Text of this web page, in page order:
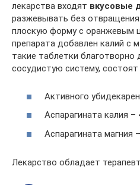
лекарства входят вкусовые
разжевывать без
плоскую форму с оранжевым
препарата добавлен калий с
такие таблетки
сосудистую систему,
Активного
Аспарагината калия –
Аспарагината магния
Лекарство обладает